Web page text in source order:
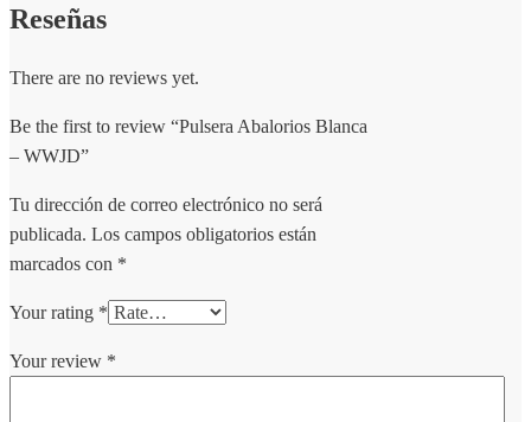
Reseñas
There are no reviews yet.
Be the first to review “Pulsera Abalorios Blanca
– WWJD”
Tu dirección de correo electrónico no será
publicada. Los campos obligatorios están
marcados con *
Your rating *
Your review *